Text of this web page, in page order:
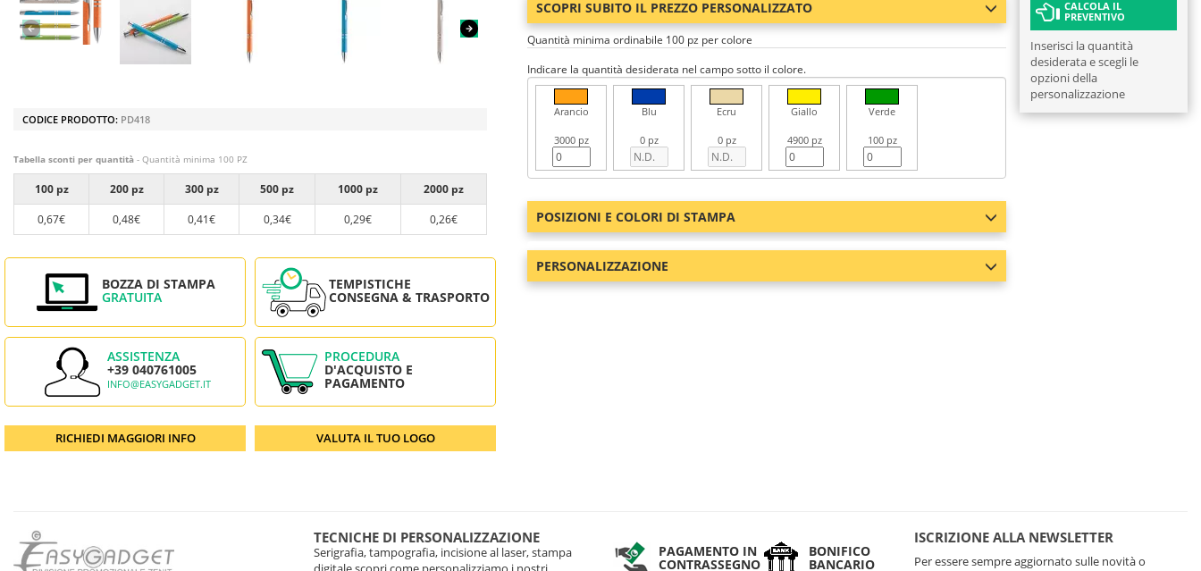
CODICE PRODOTTO: PD418
Tabella sconti per quantità - Quantità minima 100 PZ
100 pz 200 pz 300 pz 500 pz 1000 pz
2000 pz
0,67€
0,48€ 0,41€ 0,34€ 0,29€ 0,26€
BOZZA DI STAMPA
GRATUITA
TEMPISTICHE
CONSEGNA & TRASPORTO
ASSISTENZA
+39 040761005
INFO@EASYGADGET.IT
PROCEDURA
D'ACQUISTO E
PAGAMENTO
RICHIEDI MAGGIORI INFO VALUTA IL TUO LOGO
SCOPRI SUBITO IL PREZZO PERSONALIZZATO
Quantità minima ordinabile 100 pz per colore
Indicare la quantità desiderata nel campo sotto il colore.
Arancio
3000 pz
Blu
0 pz
Ecru
0 pz
Giallo
4900 pz
Verde
100 pz
POSIZIONI E COLORI DI STAMPA
PERSONALIZZAZIONE
CALCOLA IL
PREVENTIVO
Inserisci la quantità
desiderata e scegli le
opzioni della
personalizzazione
TECNICHE DI PERSONALIZZAZIONE
Serigrafia, tampografia, incisione al laser, stampa
PAGAMENTO IN
CONTRASSEGNO
BONIFICO
BANCARIO
ISCRIZIONE ALLA NEWSLETTER
Per essere sempre aggiornato sulle novità o